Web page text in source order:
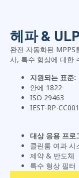
헤파 &
완전 자동화된
사, 특수 형상에 대한
지원되는 표준:
안에 1822
ISO 29463
IEST-RP-CC001
대상 응용 프로
클린룸 여과 시
제약 & 반도체
특수 형상 필터